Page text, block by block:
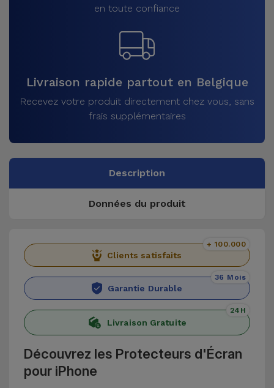
en toute confiance
Livraison rapide partout en Belgique
Recevez votre produit directement chez vous, sans
frais supplémentaires
Description
Données du produit
Clients satisfaits
+ 100.000
Garantie Durable
36 Mois
Livraison Gratuite
24H
Découvrez les Protecteurs d'Écran
pour iPhone